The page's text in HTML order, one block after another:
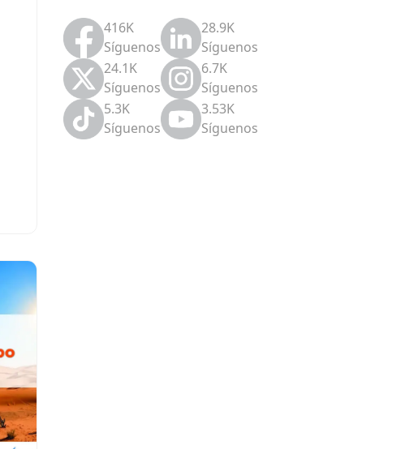
416K
Síguenos
28.9K
Síguenos
24.1K
Síguenos
6.7K
Síguenos
5.3K
Síguenos
3.53K
Síguenos